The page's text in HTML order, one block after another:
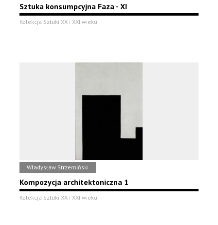
Sztuka konsumpcyjna Faza - XI
Kolekcja Sztuki XX i XXI wieku
Władysław Strzemiński
Kompozycja architektoniczna 1
Kolekcja Sztuki XX i XXI wieku